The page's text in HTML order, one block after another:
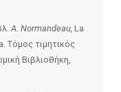
A. Normandeau,La
Τόμος τιμητικός
Βιβλιοθήκη,